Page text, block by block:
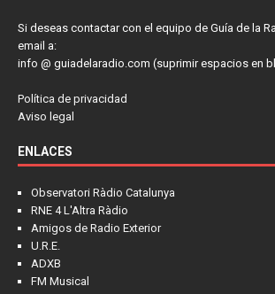
Si deseas contactar con el equipo de Guía de la
email a:
info @ guiadelaradio.com (suprimir espacios en
Política de privacidad
Aviso legal
ENLACES
Observatori Ràdio Catalunya
RNE 4 L'Altra Ràdio
Amigos de Radio Exterior
U.R.E.
ADXB
FM Musical